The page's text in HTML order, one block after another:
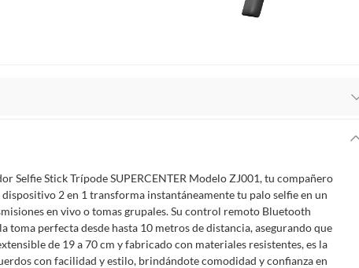
sellos intactos y sin uso, tal como te lo entregamos. Ten
devueltos, puedan deteriorarse o caducar con rapidez.
el producto . Debe estar en perfecto estado, con todas sus
Selfie Stick Trípode SUPERCENTER Modelo ZJ001, tu compañero
2 en 1 transforma instantáneamente tu palo selfie en un
en vivo o tomas grupales. Su control remoto Bluetooth
perfecta desde hasta 10 metros de distancia, asegurando que
de 19 a 70 cm y fabricado con materiales resistentes, es la
con facilidad y estilo, brindándote comodidad y confianza en